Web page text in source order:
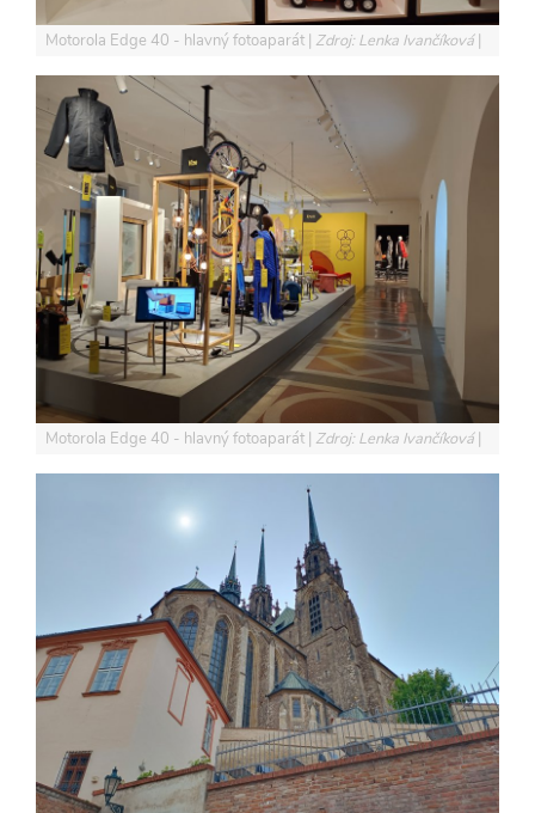
Motorola Edge 40 - hlavný fotoaparát Zdroj: Lenka Ivančíková
Motorola Edge 40 - hlavný fotoaparát Zdroj: Lenka Ivančíková